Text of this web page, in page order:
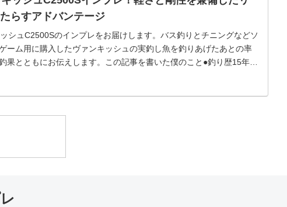
らすアドバンテージ
シュC2500Sのインプレをお届けします。バス釣りとチニングなどソ
ーム用に購入したヴァンキッシュの実釣し魚を釣りあげたあとの率
果とともにお伝えします。この記事を書いた僕のこと●釣り歴15年以